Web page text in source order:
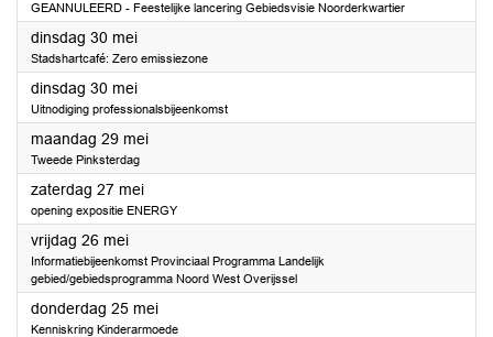
GEANNULEERD - Feestelijke lancering Gebiedsvisie Noorderkwartier
dinsdag 30 mei2023
Stadshartcafé: Zero emissiezone
dinsdag 30 mei2023
Uitnodiging professionalsbijeenkomst
maandag 29 mei2023
Tweede Pinksterdag
zaterdag 27 mei2023
opening expositie ENERGY
vrijdag 26 mei2023
Informatiebijeenkomst Provinciaal Programma Landelijk
gebied/gebiedsprogramma Noord West Overijssel
donderdag 25 mei2023
Kenniskring Kinderarmoede